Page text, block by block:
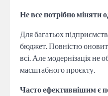
Не все потрібно міняти
Для багатьох
бюджет. Повністю
всі. Але модернізація не
масштабного проєкту.
Часто ефективнішим є